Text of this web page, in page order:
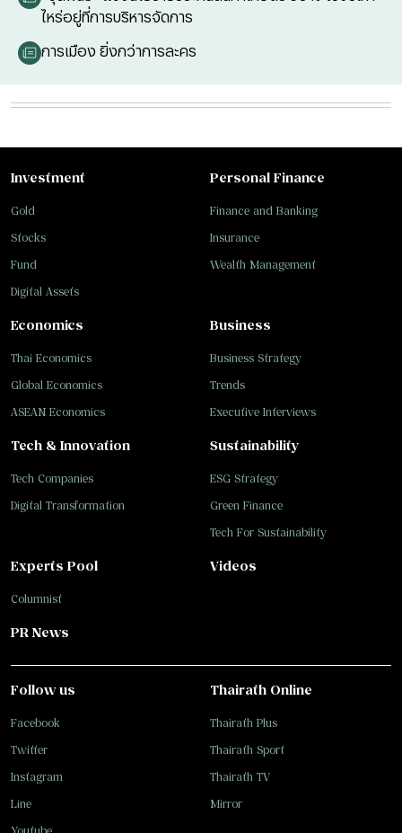
ไหร่อยู่ที่การบริหารจัดการ
การเมือง ยิ่งกว่าการละคร
Investment
Gold
Stocks
Fund
Digital Assets
Personal Finance
Finance and Banking
Insurance
Wealth Management
Business
Business Strategy
Trends
Executive Interviews
Tech & Innovation
Tech Companies
Digital Transformation
Sustainability
ESG Strategy
Green Finance
Tech For Sustainability
Economics
Thai Economics
Global Economics
ASEAN Economics
Experts Pool
Columnist
Videos
PR News
Follow us
Facebook
Twitter
Instagram
Line
Thairath Online
Thairath Plus
Thairath Sport
Thairath TV
Mirror